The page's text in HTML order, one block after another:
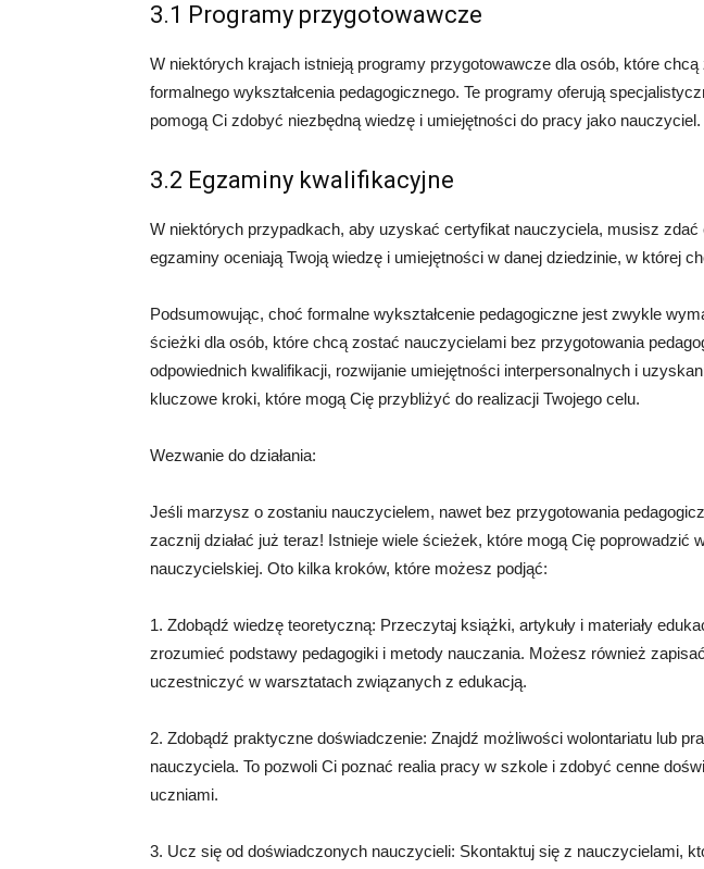
3.1 Programy przygotowawcze
W niektórych krajach istnieją programy przygotowawcze dla osób, które
formalnego wykształcenia pedagogicznego. Te programy oferują
pomogą Ci zdobyć niezbędną wiedzę i umiejętności do pracy jako nauczyciel.
3.2 Egzaminy kwalifikacyjne
W niektórych przypadkach, aby uzyskać certyfikat nauczyciela, musisz zdać
egzaminy oceniają Twoją wiedzę i umiejętności w danej dziedzinie, w której
Podsumowując, choć formalne wykształcenie pedagogiczne jest zwykle
ścieżki dla osób, które chcą zostać nauczycielami bez przygotowania
odpowiednich kwalifikacji, rozwijanie umiejętności interpersonalnych i
kluczowe kroki, które mogą Cię przybliżyć do realizacji Twojego celu.
Wezwanie do działania:
Jeśli marzysz o zostaniu nauczycielem, nawet bez przygotowania
zacznij działać już teraz! Istnieje wiele ścieżek, które mogą Cię poprowadzić
nauczycielskiej. Oto kilka kroków, które możesz podjąć:
1. Zdobądź wiedzę teoretyczną: Przeczytaj książki, artykuły i materiały
zrozumieć podstawy pedagogiki i metody nauczania. Możesz również
uczestniczyć w warsztatach związanych z edukacją.
2. Zdobądź praktyczne doświadczenie: Znajdź możliwości wolontariatu lub
nauczyciela. To pozwoli Ci poznać realia pracy w szkole i zdobyć cenne
uczniami.
3. Ucz się od doświadczonych nauczycieli: Skontaktuj się z nauczycielami,